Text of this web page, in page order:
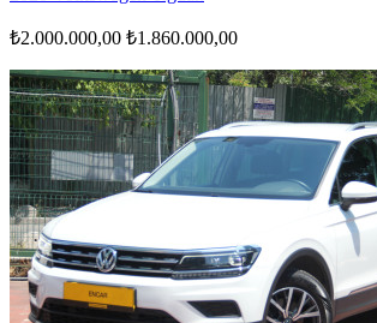
₺2.000.000,00 ₺1.860.000,00